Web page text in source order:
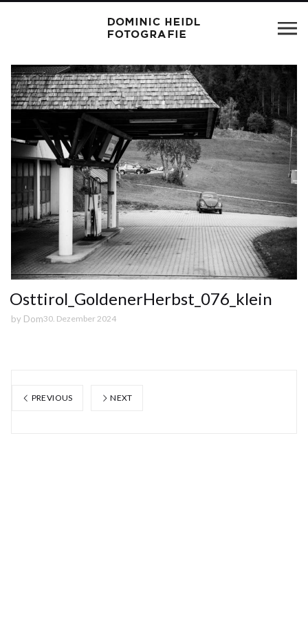
Osttirol_GoldenerHerbst_076_klein
by Dom30. Dezember 2024
PREVIOUS NEXT